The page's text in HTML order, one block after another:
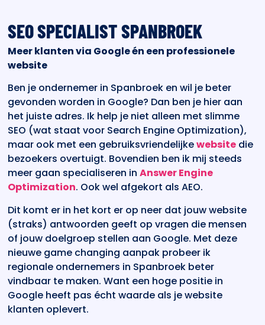
SEO SPECIALIST SPANBROEK
Meer klanten via Google én een professionele
website
Ben je ondernemer in Spanbroek en wil je beter
gevonden worden in Google? Dan ben je hier aan
het juiste adres. Ik help je niet alleen met slimme
SEO (wat staat voor Search Engine Optimization),
maar ook met een gebruiksvriendelijkewebsite die
bezoekers overtuigt. Bovendien ben ik mij steeds
meer gaan specialiseren inAnswer Engine
Optimization. Ook wel afgekort als AEO.
Dit komt er in het kort er op neer dat jouw website
(straks) antwoorden geeft op vragen die mensen
of jouw doelgroep stellen aan Google. Met deze
nieuwe game changing aanpak probeer ik
regionale ondernemers in Spanbroek beter
vindbaar te maken. Want een hoge positie in
Google heeft pas écht waarde als je website
klanten oplevert.